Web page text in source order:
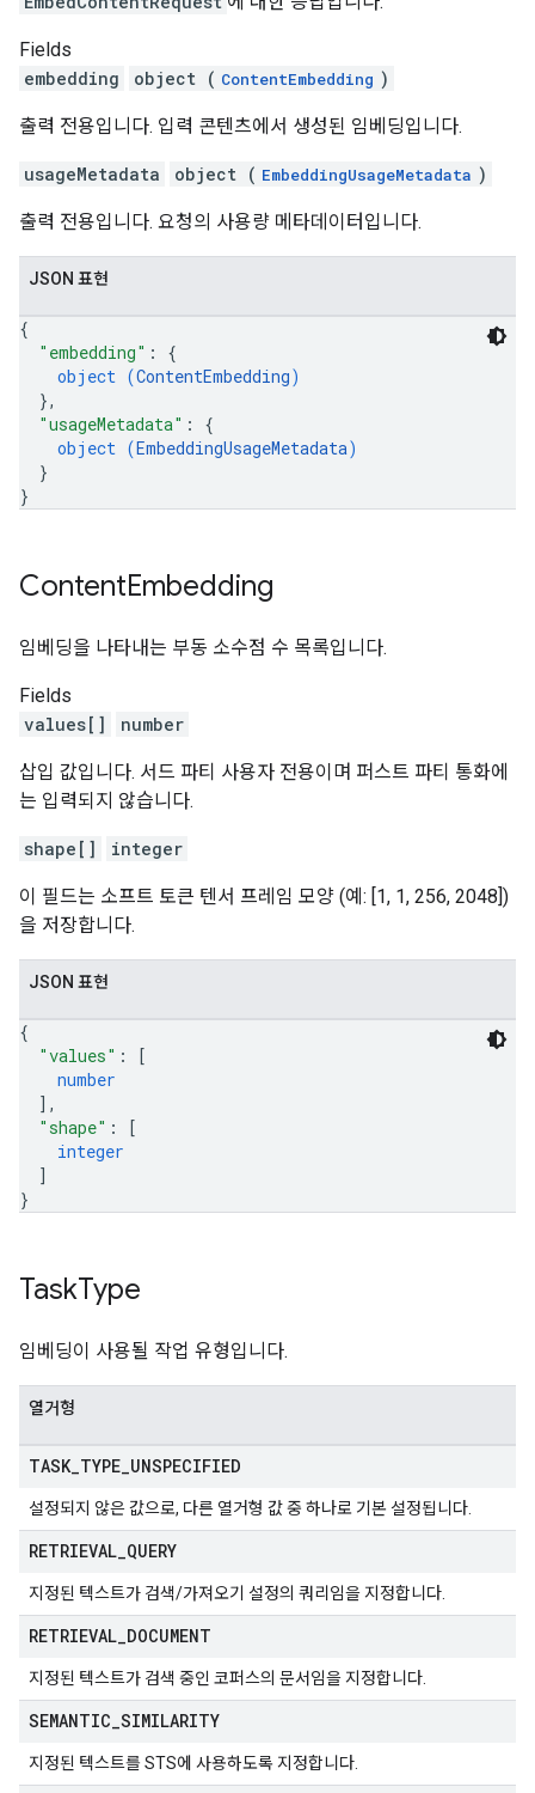
Fields
embedding
object ( ContentEmbedding )
출력 전용입니다. 입력 콘텐츠에서 생성된 임베딩입니다.
usageMetadata object ( EmbeddingUsageMetadata )
출력 전용입니다. 요청의 사용량 메타데이터입니다.
JSON 표현
{
"embedding" : {
object (ContentEmbedding)
},
"usageMetadata" : {
object (EmbeddingUsageMetadata)
}
}
ContentEmbedding
임베딩을 나타내는 부동 소수점 수 목록입니다.
Fields
values[]
number
삽입 값입니다. 서드 파티 사용자 전용이며 퍼스트 파티 통화에
는 입력되지 않습니다.
shape[] integer
이 필드는 소프트 토큰 텐서 프레임 모양 (예: [1, 1, 256, 2048])
을 저장합니다.
JSON 표현
{
"values" :
[
number
] ,
"shape" :
[
integer
]
}
TaskType
임베딩이 사용될 작업 유형입니다.
열거형
TASK_ TYPE UNSPECIFIED
설정되지 않은 값으로, 다른 열거형 값 중 하나로 기본 설정됩니다.
RETRIEVAL QUERY
지정된 텍스트가 검색/가져오기 설정의 쿼리임을 지정합니다.
RETRIEVAL DOCUMENT
지정된 텍스트가 검색 중인 코퍼스의 문서임을 지정합니다.
SEMANTIC SIMILARITY
지정된 텍스트를 STS에 사용하도록 지정합니다.